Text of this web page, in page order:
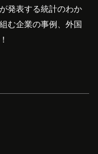
発表する統計のわか
む企業の事例、外国